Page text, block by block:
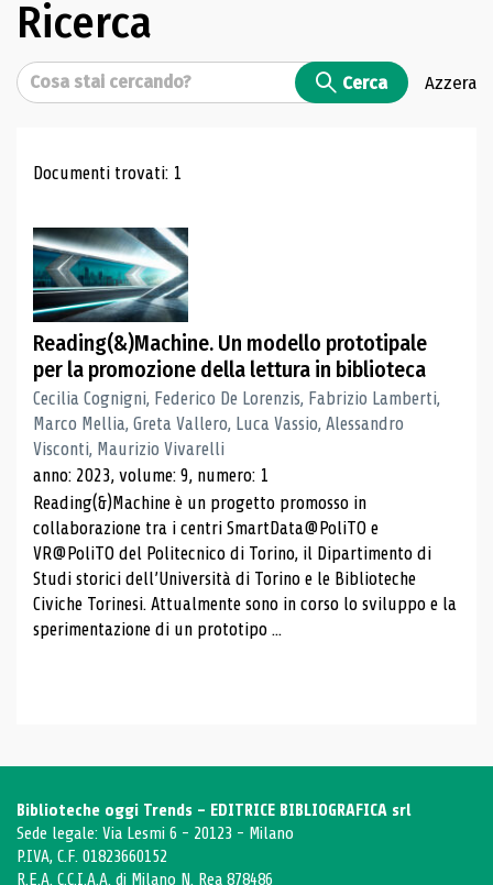
Ricerca
Cerca Cerca Azzera
Risultati di ricerca
Documenti trovati: 1
Reading(&)Machine. Un modello prototipale
per la promozione della lettura in biblioteca
Cecilia Cognigni, Federico De Lorenzis, Fabrizio Lamberti,
Marco Mellia, Greta Vallero, Luca Vassio, Alessandro
Visconti, Maurizio Vivarelli
anno: 2023, volume: 9, numero: 1
Reading(&)Machine è un progetto promosso in
collaborazione tra i centri SmartData@PoliTO e
VR@PoliTO del Politecnico di Torino, il Dipartimento di
Studi storici dell’Università di Torino e le Biblioteche
Civiche Torinesi. Attualmente sono in corso lo sviluppo e la
sperimentazione di un prototipo ...
Biblioteche oggi Trends - EDITRICE BIBLIOGRAFICA srl
Sede legale: Via Lesmi 6 - 20123 - Milano
P.IVA, C.F. 01823660152
R.E.A. C.C.I.A.A. di Milano N. Rea 878486